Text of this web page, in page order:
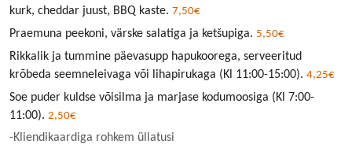
kurk, cheddar juust, BBQ kaste. 7,50€
Praemuna peekoni, värske salatiga ja ketšupiga. 5,50€
Rikkalik ja tummine päevasupp hapukoorega, serveeritud
krõbeda seemneleivaga või lihapirukaga (Kl 11:00-15:00). 4,25€
Soe puder kuldse võisilma ja marjase kodumoosiga (Kl 7:00-
11:00). 2,50€
-Kliendikaardiga rohkem üllatusi